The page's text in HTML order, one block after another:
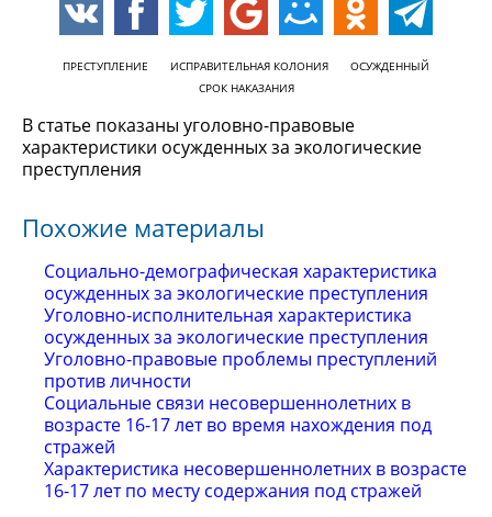
ПРЕСТУПЛЕНИЕ ИСПРАВИТЕЛЬНАЯ КОЛОНИЯ
ОСУЖДЕННЫЙ
СРОК НАКАЗАНИЯ
В статье показаны уголовно-правовые
характеристики осужденных за экологические
преступления
Похожие материалы
Социально-демографическая характеристика
осужденных за экологические преступления
Уголовно-исполнительная характеристика
осужденных за экологические преступления
Уголовно-правовые проблемы преступлений
против личности
Социальные связи несовершеннолетних в
возрасте 16-17 лет во время нахождения под
стражей
Характеристика несовершеннолетних в возрасте
16-17 лет по месту содержания под стражей